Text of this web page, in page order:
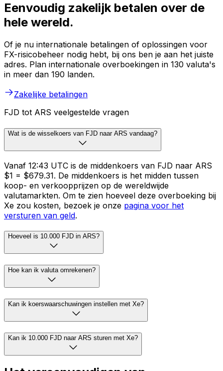
Eenvoudig zakelijk betalen over de
hele wereld.
Of je nu internationale betalingen of oplossingen voor
FX-risicobeheer nodig hebt, bij ons ben je aan het juiste
adres. Plan internationale overboekingen in 130 valuta's
in meer dan 190 landen.
Zakelijke betalingen
FJD tot ARS veelgestelde vragen
Wat is de wisselkoers van FJD naar ARS vandaag?
Vanaf 12:43 UTC is de middenkoers van FJD naar ARS
$1 = $679.31. De middenkoers is het midden tussen
koop- en verkoopprijzen op de wereldwijde
valutamarkten. Om te zien hoeveel deze overboeking bij
Xe zou kosten, bezoek je onze pagina voor het
versturen van geld.
Hoeveel is 10.000 FJD in ARS?
Hoe kan ik valuta omrekenen?
Kan ik koerswaarschuwingen instellen met Xe?
Kan ik 10.000 FJD naar ARS sturen met Xe?